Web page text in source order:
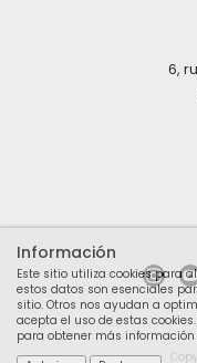
6,
Información
Este sitio utiliza cookies para
estos datos son esenciales
sitio. Otros nos ayudan a
acepta el uso de estas cookies.
para obtener más